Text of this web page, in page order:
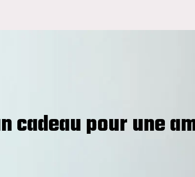
cadeau pour une